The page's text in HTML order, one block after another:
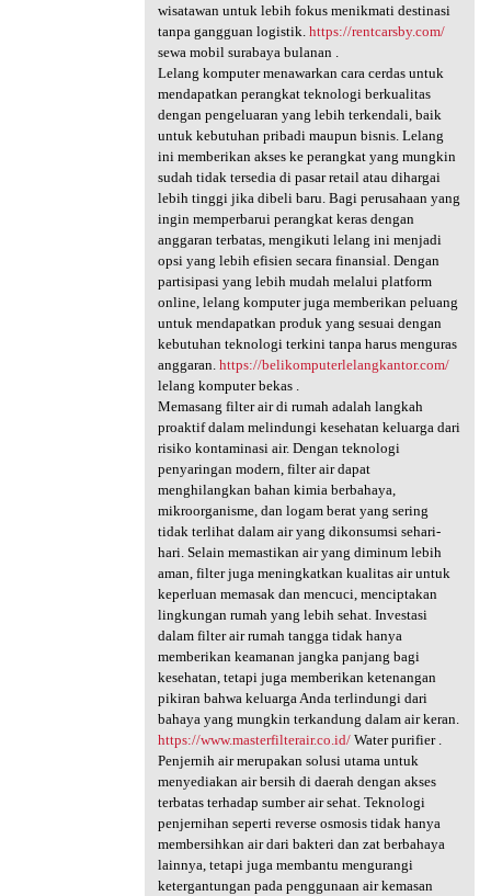
wisatawan untuk lebih fokus menikmati destinasi
tanpa gangguan logistik. https://rentcarsby.com/
sewa mobil surabaya bulanan .
Lelang komputer menawarkan cara cerdas untuk
mendapatkan perangkat teknologi berkualitas
dengan pengeluaran yang lebih terkendali, baik
untuk kebutuhan pribadi maupun bisnis. Lelang
ini memberikan akses ke perangkat yang mungkin
sudah tidak tersedia di pasar retail atau dihargai
lebih tinggi jika dibeli baru. Bagi perusahaan yang
ingin memperbarui perangkat keras dengan
anggaran terbatas, mengikuti lelang ini menjadi
opsi yang lebih efisien secara finansial. Dengan
partisipasi yang lebih mudah melalui platform
online, lelang komputer juga memberikan peluang
untuk mendapatkan produk yang sesuai dengan
kebutuhan teknologi terkini tanpa harus menguras
anggaran. https://belikomputerlelangkantor.com/
lelang komputer bekas .
Memasang filter air di rumah adalah langkah
proaktif dalam melindungi kesehatan keluarga dari
risiko kontaminasi air. Dengan teknologi
penyaringan modern, filter air dapat
menghilangkan bahan kimia berbahaya,
mikroorganisme, dan logam berat yang sering
tidak terlihat dalam air yang dikonsumsi sehari-
hari. Selain memastikan air yang diminum lebih
aman, filter juga meningkatkan kualitas air untuk
keperluan memasak dan mencuci, menciptakan
lingkungan rumah yang lebih sehat. Investasi
dalam filter air rumah tangga tidak hanya
memberikan keamanan jangka panjang bagi
kesehatan, tetapi juga memberikan ketenangan
pikiran bahwa keluarga Anda terlindungi dari
bahaya yang mungkin terkandung dalam air keran.
https://www.masterfilterair.co.id/Water purifier .
Penjernih air merupakan solusi utama untuk
menyediakan air bersih di daerah dengan akses
terbatas terhadap sumber air sehat. Teknologi
penjernihan seperti reverse osmosis tidak hanya
membersihkan air dari bakteri dan zat berbahaya
lainnya, tetapi juga membantu mengurangi
ketergantungan pada penggunaan air kemasan